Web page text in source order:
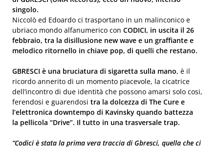
singolo.
Niccolò ed Edoardo ci trasportano in un malinconico e
ubriaco mondo alfanumerico con CODICI, in uscita il 26
febbraio, tra la disillusione new wave e un graffiante e
melodico ritornello in chiave pop, di quelli che restano.
GBRESCI è una bruciatura di sigaretta sulla mano, è il
ricordo annerito di un momento piacevole, la cicatrice
dell’incontro di due identità che possono amarsi solo cosi,
ferendosi e guarendosi tra la dolcezza di The Cure e
l’elettronica downtempo di Kavinsky quando battezza
la pellicola “Drive”. Il tutto in una trasversale trap.
“Codici è stata la prima vera traccia di Gbresci, quella che ci